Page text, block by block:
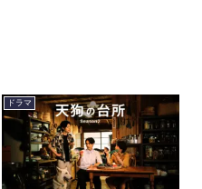
ドラマ